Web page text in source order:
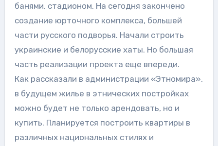
банями, стадионом. На сегодня закончено
создание юрточного комплекса, большей
части русского подворья. Начали строить
украинские и белорусские хаты. Но большая
часть реализации проекта еще впереди.
Как рассказали в администрации «Этномира»,
в будущем жилье в этнических постройках
можно будет не только арендовать, но и
купить. Планируется построить квартиры в
различных национальных стилях и